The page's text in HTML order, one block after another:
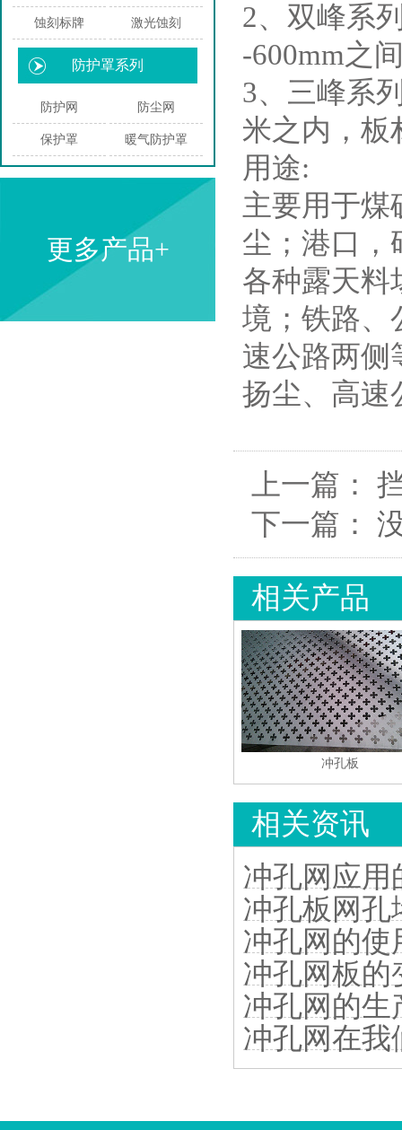
蚀刻标牌 激光蚀刻
防护罩系列
防护网 防尘网
保护罩 暖气防护罩
更多产品+
2、双峰系
-600mm之
3、三峰系
米之内，板
用途:
主要用于煤
尘；港口，
各种露天料
境；铁路、
速公路两侧
扬尘、高速
上一篇：
下一篇：
相关产品
冲孔板
相关资讯
冲孔网应用
冲孔板网孔
冲孔网的使
冲孔网板的
冲孔网的生
冲孔网在我